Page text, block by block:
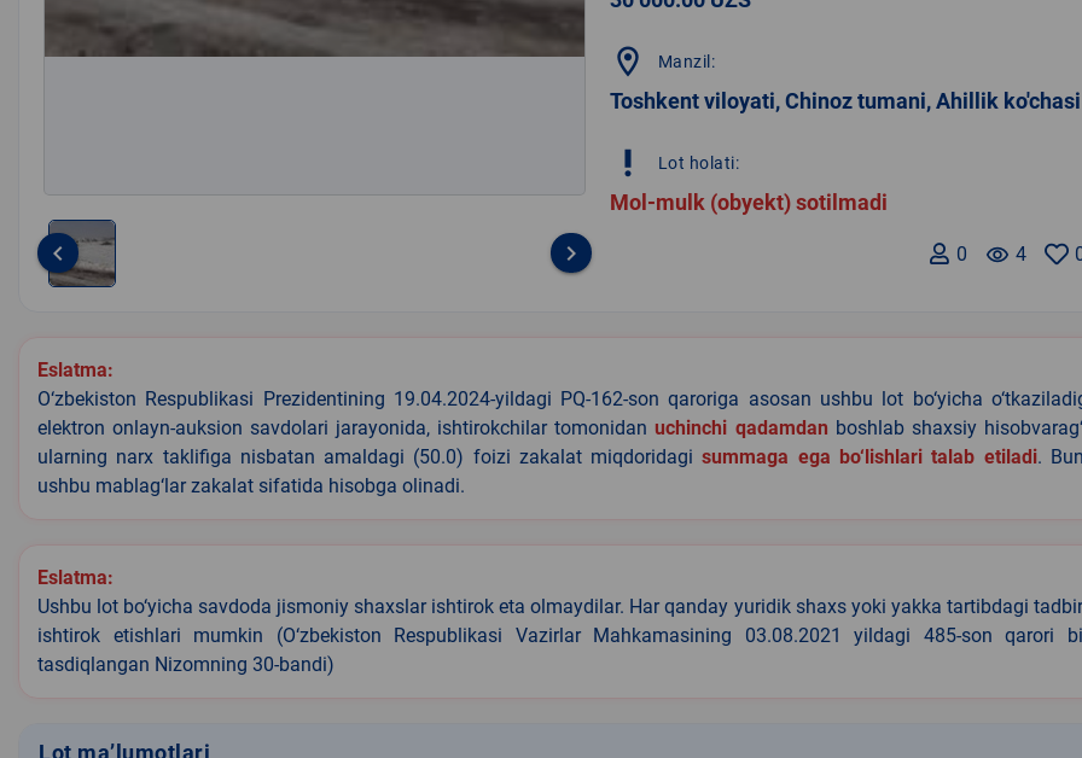
1
keyboard_arrow_left keyboard_arrow_right
location_on Manzil:
Toshkent viloyati, Chinoz tumani, Ahillik ko'chasi
priority_high Lot holati:
Mol-mulk (obyekt) sotilmadi
remove_red_eye 4
0
Eslatma:
O‘zbekiston Respublikasi Prezidentining 19.04.2024-yildagi PQ-162-son qaroriga asosan ushbu lot bo‘yicha
elektron onlayn-auksion savdolari jarayonida, ishtirokchilar tomonidanuchinchi qadamdan boshlab shaxsiy
ularning narx taklifiga nisbatan amaldagi (50.0) foizi zakalat miqdoridagisummaga ega bo‘lishlari talab etiladi.
ushbu mablag‘lar zakalat sifatida hisobga olinadi.
Eslatma:
Ushbu lot bo‘yicha savdoda jismoniy shaxslar ishtirok eta olmaydilar. Har qanday yuridik shaxs yoki yakka tartibdagi
ishtirok etishlari mumkin (O‘zbekiston Respublikasi Vazirlar Mahkamasining 03.08.2021 yildagi 485-son qarori
tasdiqlangan Nizomning 30-bandi)